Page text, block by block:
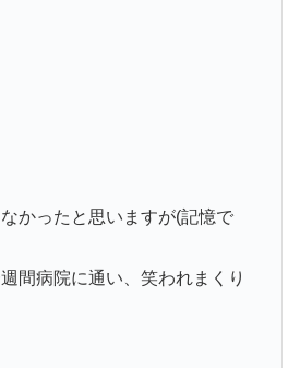
かったと思いますが(記憶で
間病院に通い、笑われまくり